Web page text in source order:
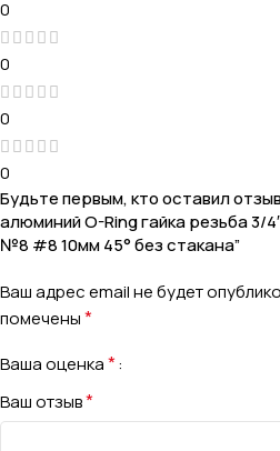
0
0
0
0
Будьте первым, кто оставил
алюминий O-Ring гайка резьба 3/
№8 #8 10мм 45° без стакана”
Ваш адрес email не будет
помечены*
Ваша оценка*
Ваш отзыв*